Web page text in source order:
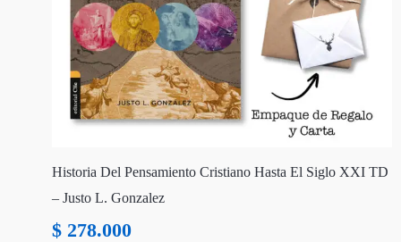
Historia Del Pensamiento Cristiano Hasta El Siglo XXI TD
– Justo L. Gonzalez
$ 278.000